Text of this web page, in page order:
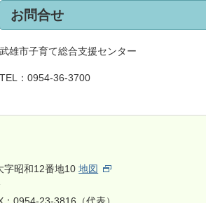
お問合せ
武雄市子育て総合支援センター
TEL： 0954-36-3700
字昭和12番地10地図